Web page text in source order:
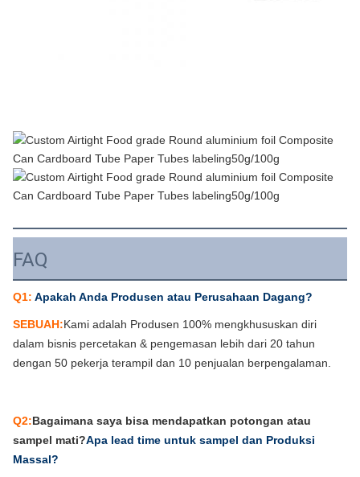
FAQ
Q1: Apakah Anda Produsen atau Perusahaan Dagang?
SEBUAH:Kami adalah Produsen 100% mengkhususkan diri
dalam bisnis percetakan & pengemasan lebih dari 20 tahun
dengan 50 pekerja terampil dan 10 penjualan berpengalaman.
Q2:Bagaimana saya bisa mendapatkan potongan atau
sampel mati?Apa lead time untuk sampel dan Produksi
Massal?